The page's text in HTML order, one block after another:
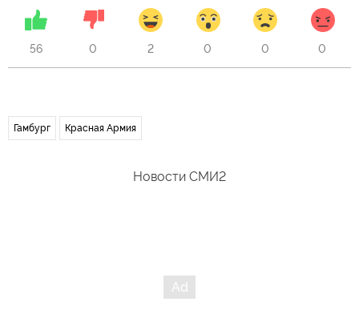
56 0 2 0 0 0
Гамбург Красная Армия
Новости СМИ2